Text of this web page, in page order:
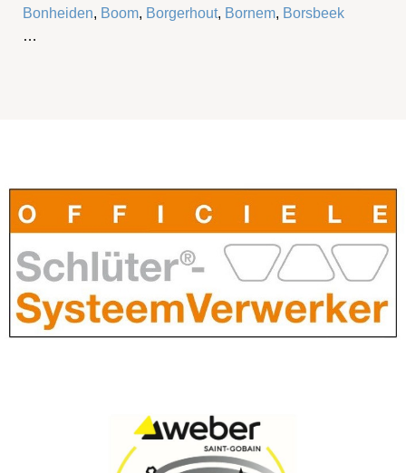
Bonheiden, Boom, Borgerhout, Bornem, Borsbeek
…